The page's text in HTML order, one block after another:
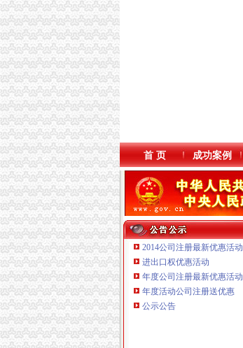
本站导航
首 页 成功案例
2014公司注册最新优惠活动
进出口权优惠活动
年度公司注册最新优惠活动
年度活动公司注册送优惠
公示公告